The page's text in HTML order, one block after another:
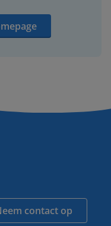
contact op